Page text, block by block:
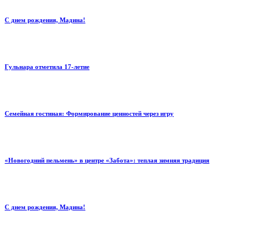
С днем рождения, Мадина!
Гульнара отметила 17‑летие
Семейная гостиная: Формирование ценностей через игру
«Новогодний пельмень» в центре «Забота»: теплая зимняя традиция
С днем рождения, Мадина!